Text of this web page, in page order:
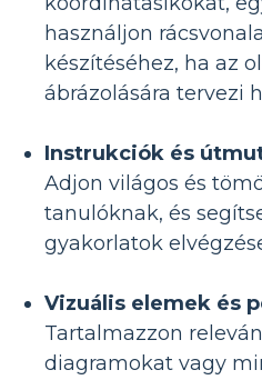
használjon
készítéséhez, ha az
ábrázolására tervezi
Instrukciók és
Adjon világos és
tanulóknak, és
gyakorlatok
Vizuális elemek és
Tartalmazzon
diagramokat vagy